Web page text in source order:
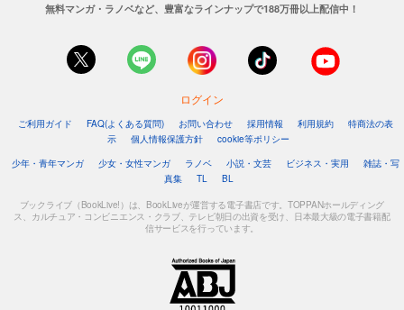
無料マンガ・ラノベなど、豊富なラインナップで188万冊以上配信中！
ログイン
ご利用ガイド FAQ(よくある質問) お問い合わせ 採用情報 利用規約
特商法の表
示
個人情報保護方針
cookie等ポリシー
少年・青年マンガ
少女・女性マンガ ラノベ 小説・文芸 ビジネス・実用
雑誌・写
真集
TL BL
ブックライブ（BookLive!）は、BookLiveが運営する電子書店です。TOPPANホールディング
ス、カルチュア・コンビニエンス・クラブ、テレビ朝日の出資を受け、日本最大級の電子書籍配
信サービスを行っています。